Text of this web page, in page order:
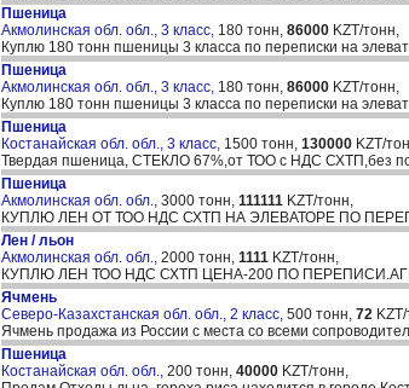
Пшеница
Акмолинская обл. обл., 3 класс, 180 тонн, 86000 KZT/тонн,
Куплю 180 тонн пшеницы 3 класса по переписки на
Пшеница
Акмолинская обл. обл., 3 класс, 180 тонн, 86000 KZT/тонн,
Куплю 180 тонн пшеницы 3 класса по переписки на
Пшеница
Костанайская обл. обл., 3 класс, 1500 тонн, 130000 KZT/
Твердая пшеница, СТЕКЛО 67%,от ТОО с НДС СХТП,без
Пшеница
Акмолинская обл. обл., 3000 тонн, 111111 KZT/тонн,
КУПЛЮ ЛЕН ОТ ТОО НДС СХТП НА ЭЛЕВАТОРЕ ПО
Лен / льон
Акмолинская обл. обл., 2000 тонн, 1111 KZT/тонн,
КУПЛЮ ЛЕН ТОО НДС СХТП ЦЕНА-200 ПО
Ячмень
Северо-Казахстанская обл. обл., 2 класс, 500 тонн, 72
Ячмень продажа из России с места со всеми
Пшеница
Костанайская обл. обл., 200 тонн, 40000 KZT/тонн,